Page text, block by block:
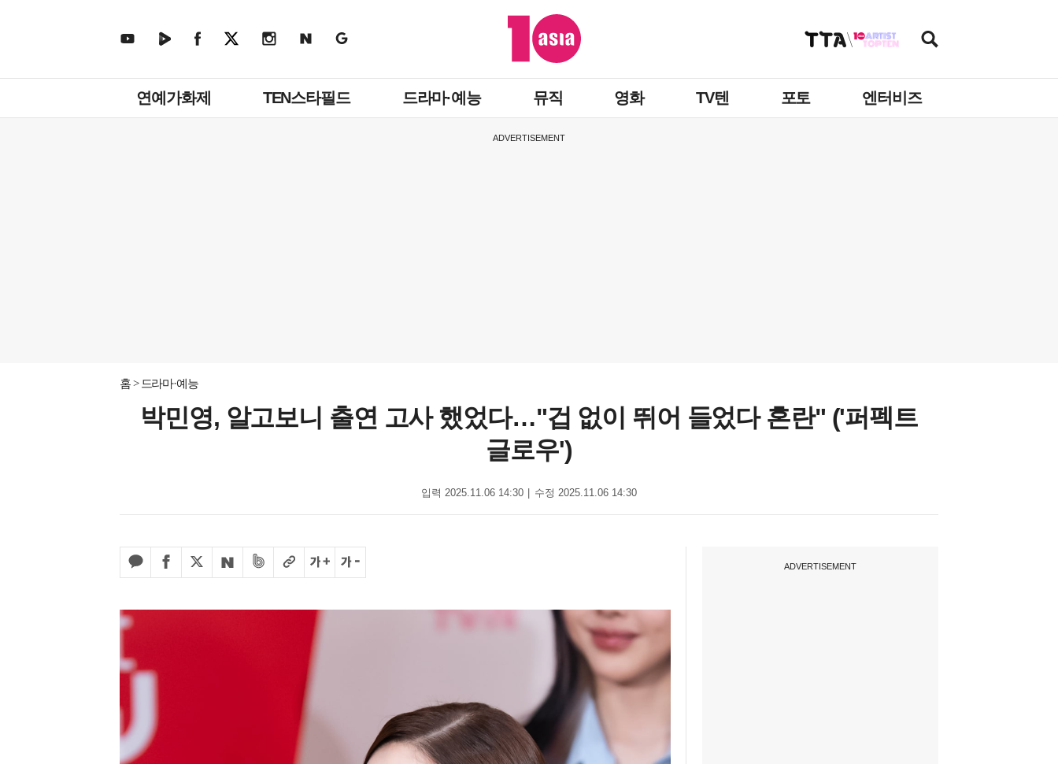
뉴
연예가화제 TEN스타필드 드라마·예능 뮤직 영화 TV텐 포토 엔터비즈
ADVERTISEMENT
홈 드라마·예능
박민영, 알고보니 출연 고사 했었다…"겁 없이 뛰어 들었다 혼란" ('퍼펙트
글로우')
입력 2025.11.06 14:30 수정 2025.11.06 14:30
ADVERTISEMENT